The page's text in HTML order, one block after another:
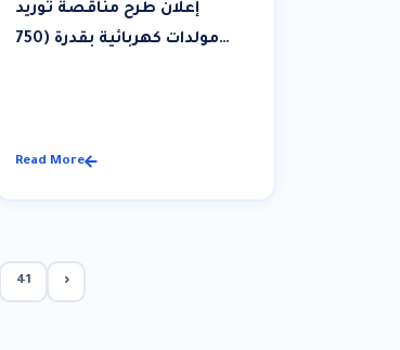
إعلان طرح مناقصة توريد
مولدات كهربائية بقدرة (750
Read More
41 ›